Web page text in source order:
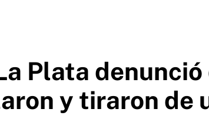
Plata
y tiraron de